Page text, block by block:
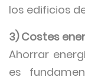
los edificios
3) Costes
Ahorrar
es